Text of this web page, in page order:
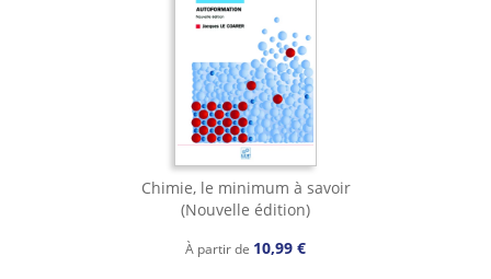
Chimie, le minimum à savoir
(Nouvelle édition)
À partir de 10,99 €